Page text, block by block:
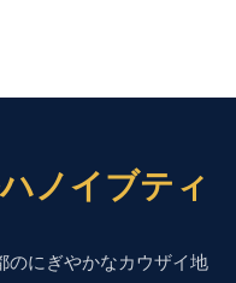
タクト
ノイブティ
のにぎやかなカウザイ地